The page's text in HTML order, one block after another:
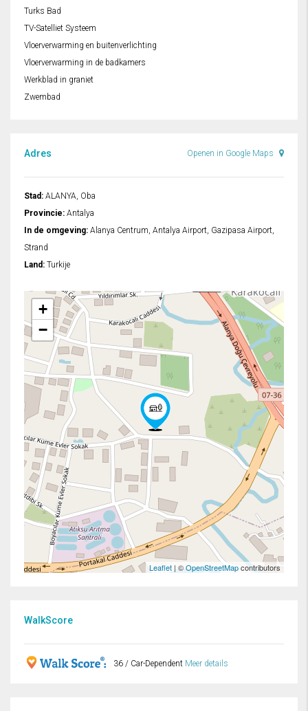
Turks Bad
TV-Satelliet Systeem
Vloerverwarming en buitenverlichting
Vloerverwarming in de badkamers
Werkblad in graniet
Zwembad
Adres Openen in Google Maps
Stad: ALANYA, Oba
Provincie: Antalya
In de omgeving: Alanya Centrum, Antalya Airport, Gazipasa Airport,
Strand
Land: Turkije
+
−
Leaflet | ©OpenStreetMapcontributors
WalkScore
36 / Car-Dependent Meer details